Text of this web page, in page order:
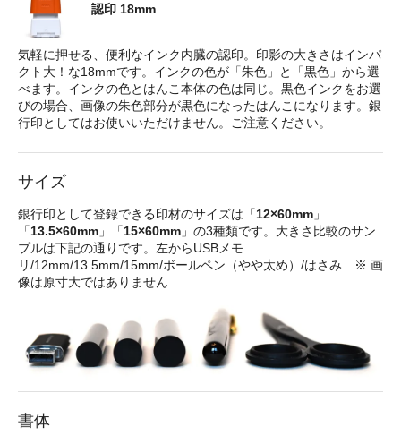
認印 18mm
気軽に押せる、便利なインク内臓の認印。印影の大きさはインパ
クト大！な18mmです。インクの色が「朱色」と「黒色」から選
べます。インクの色とはんこ本体の色は同じ。黒色インクをお選
びの場合、画像の朱色部分が黒色になったはんこになります。銀
行印としてはお使いいただけません。ご注意ください。
サイズ
銀行印として登録できる印材のサイズは「12×60mm 」
「13.5×60mm 」「15×60mm 」の3種類です。大きさ比較のサン
プルは下記の通りです。左からUSBメモ
リ/12mm/13.5mm/15mm/ボールペン（やや太め）/はさみ ※ 画
像は原寸大ではありません
書体